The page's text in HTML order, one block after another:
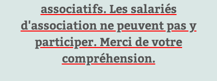
associatifs. Les salariés
d'association ne peuvent pas y
participer. Merci de votre
compréhension.